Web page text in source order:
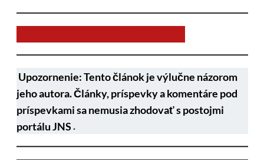
Upozornenie: Tento článok je výlučne názorom
jeho autora. Články, príspevky a komentáre pod
príspevkami sa nemusia zhodovať s postojmi
portálu JNS.